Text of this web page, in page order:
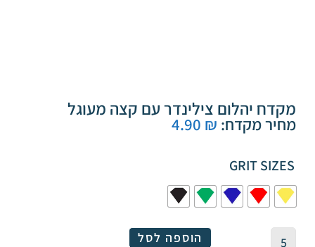
מקדח יהלום צילינדר עם קצה מעוגל
מחיר מקדח: ₪
GRIT SIZES
הוספה לסל